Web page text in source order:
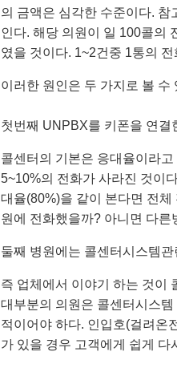
의 금액은 심각한 수준이다.
인다. 해당 의원이 일 100콜의
였을 것이다. 1~2건중 1통의
이러한 원인은 두 가지로 볼 수
첫번째 UNPBX를 키폰을 연결
콜센터의 기본은 응대율이라
5~10%의 전화가 사라진 것이
대율(80%)을 같이 본다면 전
원에 전화했을까? 아니면 다른
둘째 병원에는 콜센터시스템
즉 업체에서 이야기 하는 것이
대부분의 의원은 콜센터시스
적이어야 하다. 인입호(걸려온
가 있을 경우 고객에게 쉽게 다